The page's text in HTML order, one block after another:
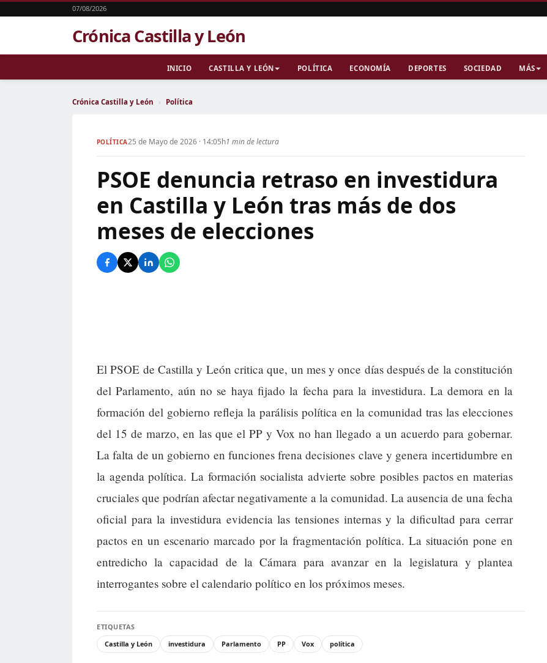
07/08/2026
Crónica Castilla y León
INICIO CASTILLA Y LEÓN POLÍTICA ECONOMÍA DEPORTES SOCIEDAD MÁS
Crónica Castilla y León › Política
POLÍTICA25 de Mayo de 2026 · 14:05h1 min de lectura
PSOE denuncia retraso en investidura
en Castilla y León tras más de dos
meses de elecciones
El PSOE de Castilla y León critica que, un mes y once días después de la constitución
del Parlamento, aún no se haya fijado la fecha para la investidura. La demora en la
formación del gobierno refleja la parálisis política en la comunidad tras las elecciones
del 15 de marzo, en las que el PP y Vox no han llegado a un acuerdo para gobernar.
La falta de un gobierno en funciones frena decisiones clave y genera incertidumbre en
la agenda política. La formación socialista advierte sobre posibles pactos en materias
cruciales que podrían afectar negativamente a la comunidad. La ausencia de una fecha
oficial para la investidura evidencia las tensiones internas y la dificultad para cerrar
pactos en un escenario marcado por la fragmentación política. La situación pone en
entredicho la capacidad de la Cámara para avanzar en la legislatura y plantea
interrogantes sobre el calendario político en los próximos meses.
ETIQUETAS
Castilla y León
investidura Parlamento PP Vox política